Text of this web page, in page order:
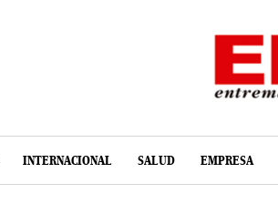
INTERNACIONAL SALUD EMPRESA